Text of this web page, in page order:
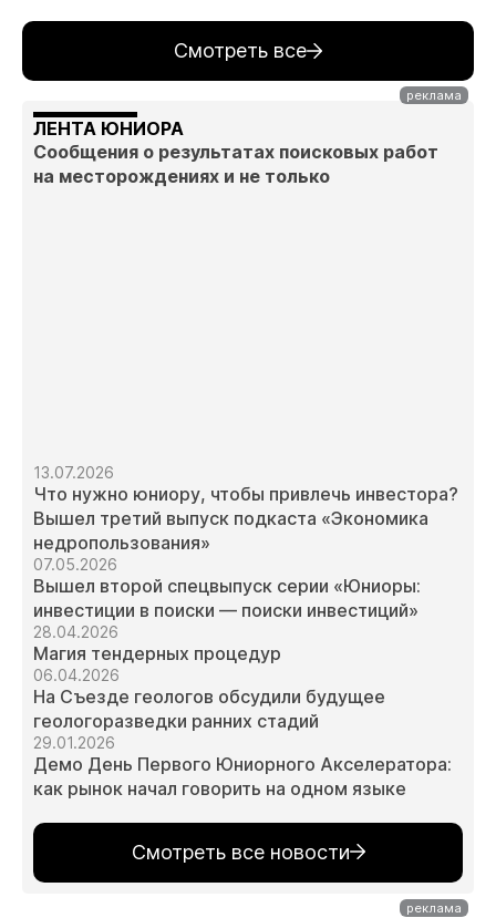
Смотреть все
ЛЕНТА ЮНИОРА
Сообщения о результатах поисковых работ
на месторождениях и не только
13.07.2026
Что нужно юниору, чтобы привлечь инвестора?
Вышел третий выпуск подкаста «Экономика
недропользования»
07.05.2026
Вышел второй спецвыпуск серии «Юниоры:
инвестиции в поиски — поиски инвестиций»
28.04.2026
Магия тендерных процедур
06.04.2026
На Съезде геологов обсудили будущее
геологоразведки ранних стадий
29.01.2026
Демо День Первого Юниорного Акселератора:
как рынок начал говорить на одном языке
Смотреть все новости
На сайте осуществляется обработка файлов
cookie
, необходимых для работы сайта, а
также для анализа сайта и улучшения
предоставляемых сервисов с
использованием метрической программы
данных технологий.
Согласен